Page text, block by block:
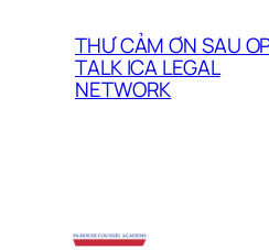
THƯ CẢM ƠN SAU
TALK ICA LEGAL
NETWORK